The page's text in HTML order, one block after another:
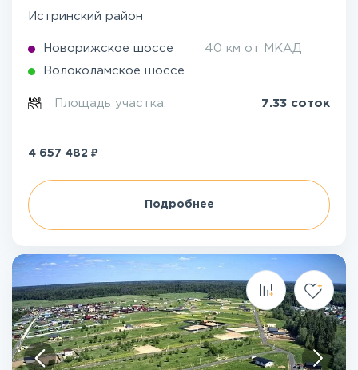
Истринский район
Новорижское шоссе 40 км от МКАД
Волоколамское шоссе
Площадь участка: 7.33 соток
4 657 482 ₽
Подробнее